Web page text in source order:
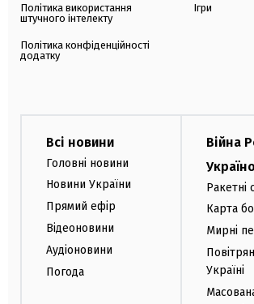
Політика використання
штучного інтелекту
Політика конфіденційності
додатку
Ігри
Всі новини
Головні новини
Новини України
Прямий ефір
Відеоновини
Аудіоновини
Погода
Війна
Ракетні
Карта
Мирні
Україні